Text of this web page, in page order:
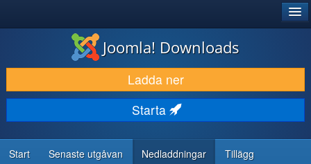
LADDA NER & UTÖKA
UPPTÄCK & LÄR
GEMENSKAP & SUPPORT
RESURSER FÖR UTVECKLARE
Joomla! Downloads
Ladda ner
Starta
Start Senaste utgåvan Nedladdningar Tillägg